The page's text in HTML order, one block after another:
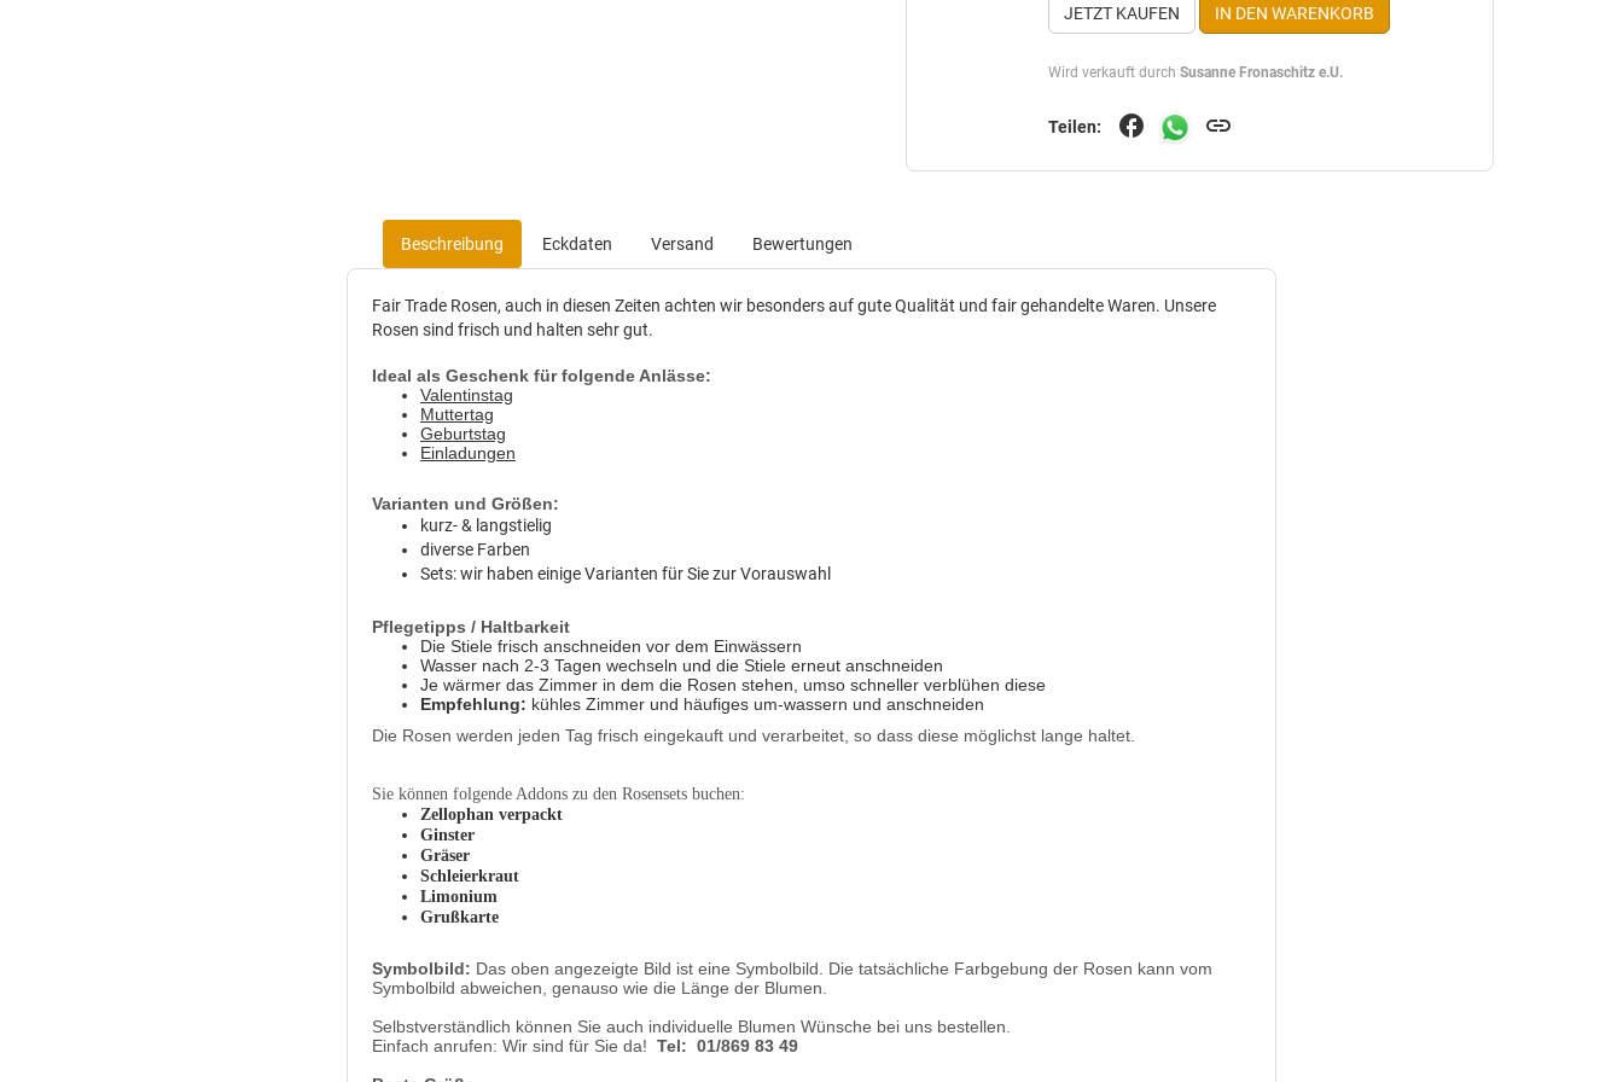
JETZT KAUFEN IN DEN WARENKORB
Wird verkauft durch Susanne Fronaschitz e.U.
Teilen: facebook link
Beschreibung Eckdaten Versand Bewertungen
Fair Trade Rosen, auch in diesen Zeiten achten wir besonders auf gute Qualität und fair gehandelte Waren. Unsere
Rosen sind frisch und halten sehr gut.
Ideal als Geschenk für folgende Anlässe:
Valentinstag
Muttertag
Geburtstag
Einladungen
Varianten und Größen:
kurz- & langstielig
diverse Farben
Sets: wir haben einige Varianten für Sie zur Vorauswahl
Pflegetipps / Haltbarkeit
Die Stiele frisch anschneiden vor dem Einwässern
Wasser nach 2-3 Tagen wechseln und die Stiele erneut anschneiden
Je wärmer das Zimmer in dem die Rosen stehen, umso schneller verblühen diese
Empfehlung: kühles Zimmer und häufiges um-wassern und anschneiden
Die Rosen werden jeden Tag frisch eingekauft und verarbeitet, so dass diese möglichst lange haltet.
Sie können folgende Addons zu den Rosensets buchen:
Zellophan verpackt
Ginster
Gräser
Schleierkraut
Limonium
Grußkarte
Symbolbild: Das oben angezeigte Bild ist eine Symbolbild. Die tatsächliche Farbgebung der Rosen kann vom
Symbolbild abweichen, genauso wie die Länge der Blumen.
Selbstverständlich können Sie auch individuelle Blumen Wünsche bei uns bestellen.
Einfach anrufen: Wir sind für Sie da! Tel: 01/869 83 49